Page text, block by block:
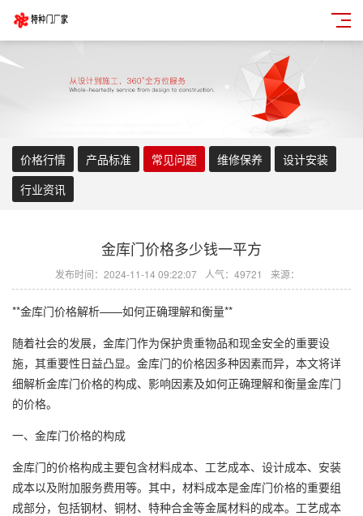
价格行情 产品标准 常见问题 维修保养
设计安装
行业资讯
金库门价格多少钱一平方
发布时间：2024-11-14 09:22:07 人气：49721 来源：
**金库门价格解析——如何正确理解和衡量**
随着社会的发展，金库门作为保护贵重物品和现金安全的重要设
施，其重要性日益凸显。金库门的价格因多种因素而异，本文将详
细解析金库门价格的构成、影响因素及如何正确理解和衡量金库门
的价格。
一、金库门价格的构成
金库门的价格构成主要包含材料成本、工艺成本、设计成本、安装
成本以及附加服务费用等。其中，材料成本是金库门价格的重要组
成部分，包括钢材、铜材、特种合金等金属材料的成本。工艺成本